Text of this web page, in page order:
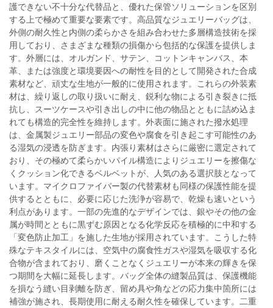
護できない不十分な代替品と、優れた保管ソリューションを区別
する上で極めて重要な要素です。高品質なジュエリーバッグは、
外側の耐久性と内側の柔らかさを組み合わせた多層構造技術を採
用しており、さまざまな種類の損傷から包括的な保護を提供しま
す。外層には、オルガンド、サテン、コットンキャンバス、本
革、または強度と環境要因への耐性を目的として開発された合成
素材など、頑丈な生地が一般的に使用されます。これらの外装素
材は、繰り返しの取り扱いに耐え、鋭利な物による引き裂きに抵
抗し、スーツケースや引き出しの中に他の物品とともに詰め込ま
れても構造的完全性を維持します。外表面に施された撥水処理
は、金属製ジュエリー部品の変色や腐食を引き起こす可能性のあ
る湿気の浸透を防ぎます。内張り素材はさらに厳密に選定されて
おり、その極めて柔らかいパイル構造によりジュエリーを擦傷な
くクッション化できるベルベットが、人気のある選択肢となって
います。マイクロファイバー製の代替素材も同様の保護性能を提
供するとともに、必要に応じた洗浄が容易で、乾燥も速いという
利点があります。一部の先進的なデザインでは、銀やその他の金
属が時間とともに黒ずむ原因となる化学反応を積極的に中和する
「変色防止加工」を施した生地が採用されています。こうした特
殊なテキスタイルには、空気中の腐食性ガスや湿気を吸収する化
合物が含まれており、磨くことなくジュエリーが本来の輝きを保
つ期間を大幅に延長します。バッグ全体の縫製品質は、保護機能
を損なう縫い目剥離を防ぎ、留め具や角などの応力集中箇所には
補強が施され、長期使用に耐える耐久性を確保しています。二重